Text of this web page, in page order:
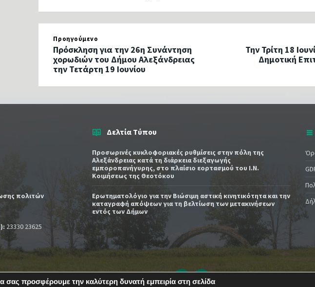
Προηγούμενο
Πρόσκληση για την 26η Συνάντηση
χορωδιών του Δήμου Αλεξάνδρειας
την Τετάρτη 19 Ιουνίου
Την Τρίτη 18
Δημοτική
πολιτών
23330 23625
Δελτία Τύπου
Προσωρινές κυκλοφοριακές ρυθμίσεις στην πόλη της
Αλεξάνδρειας κατά τη διάρκεια διεξαγωγής
εμποροπανήγυρης, στο πλαίσιο εορτασμού του Ι.Ν.
Κοιμήσεως της Θεοτόκου
Ερωτηματολόγιο για την Βιώσιμη αστική κινητικότητα και την
καταγραφή απόψεων για τη βελτίωση των μετακινήσεων
εντός των Δήμων
Email
url
YouTube
url
σας προσφέρουμε την καλύτερη δυνατή εμπειρία στη σελίδα